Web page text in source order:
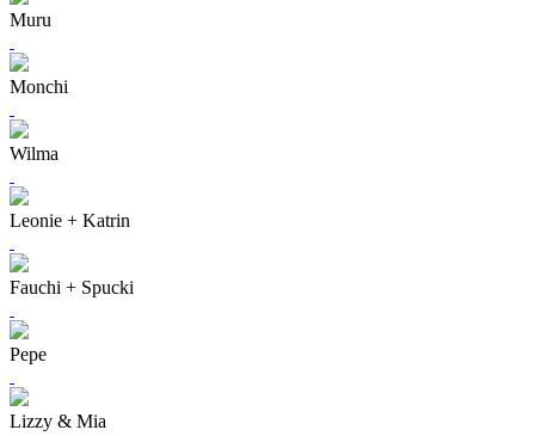
Muru
Monchi
Wilma
Leonie + Katrin
Fauchi + Spucki
Pepe
Lizzy & Mia